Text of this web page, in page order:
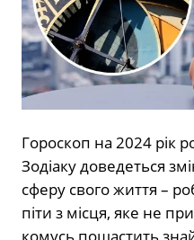
Гороскоп на 2024 рік
Зодіаку доведеться
сферу свого життя –
піти з місця, яке не
комусь пощастить